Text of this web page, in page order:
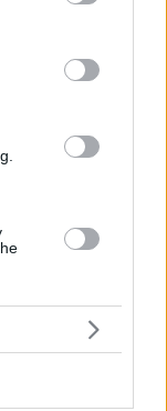
party tags to
in below Google
στα social media
5
που, όταν
μεγαλύτερο από